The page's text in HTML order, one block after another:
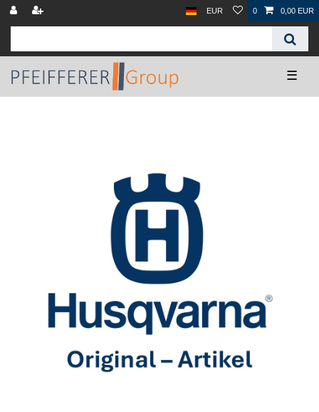
EUR 0 0,00 EUR
☰